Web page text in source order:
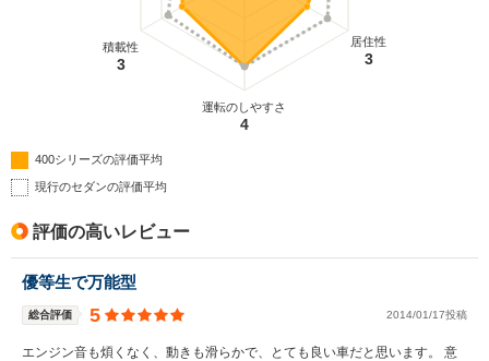
居住性
3
運転のしやすさ
4
積載性
3
400シリーズの評価平均
現行のセダンの評価平均
評価の高いレビュー
優等生で万能型
総合評価 5 2014/01/17投稿
エンジン音も煩くなく、動きも滑らかで、とても良い車だと思います。 意